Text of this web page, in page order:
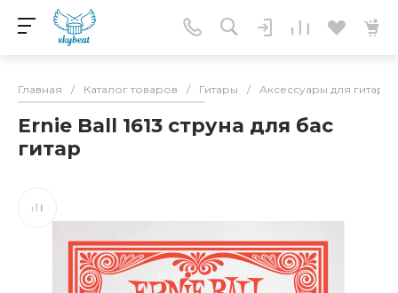
Главная / Каталог товаров / Гитары / Аксессуары для гитар
Ernie Ball 1613 струна для бас
гитар